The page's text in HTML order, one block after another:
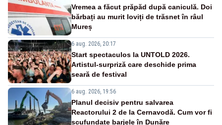
Vremea a făcut prăpăd după caniculă. Doi
bărbați au murit loviți de trăsnet în râul
Mureș
6 aug. 2026, 20:17
Start spectaculos la UNTOLD 2026.
Artistul-surpriză care deschide prima
seară de festival
6 aug. 2026, 19:56
Planul decisiv pentru salvarea
Reactorului 2 de la Cernavodă. Cum vor fi
scufundate barjele în Dunăre